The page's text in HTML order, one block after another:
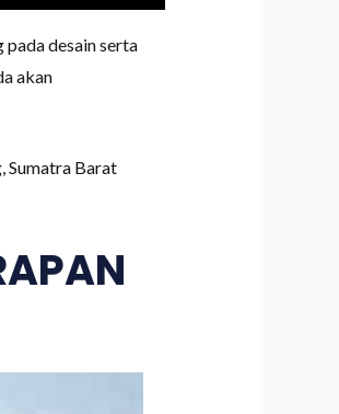
pada desain serta
akan
Sumatra Barat